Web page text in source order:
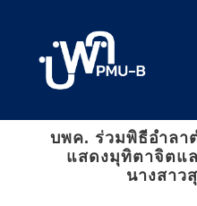
บพค. ร่วมพิธีอำลา
แสดงมุทิตาจิตแ
นางสาว